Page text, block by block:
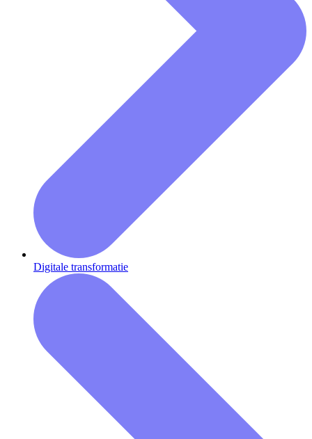
Digitale transformatie